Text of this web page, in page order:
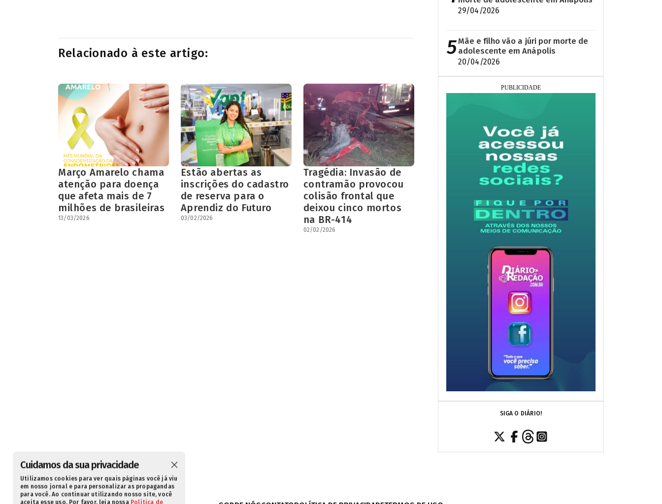
Cuidamos da sua privacidade
Utilizamos cookies para ver quais páginas você já viu
em nosso jornal e para personalizar as propagandas
para você. Ao continuar utilizando nosso site, você
aceita esse uso. Por favor, leia nossa Política de
Relacionado à este artigo:
Março Amarelo chama
atenção para doença
que afeta mais de 7
milhões de brasileiras
13/03/2026
Estão abertas as
inscrições do cadastro
de reserva para o
Aprendiz do Futuro
03/02/2026
Tragédia: Invasão de
contramão provocou
colisão frontal que
deixou cinco mortos
na BR-414
02/02/2026
29/04/2026
5Mãe e filho vão a júri por morte de
adolescente em Anápolis
20/04/2026
SIGA O DIÁRIO!